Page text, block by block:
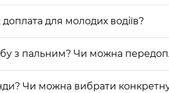
для молодих водіїв?
з пальним? Чи можна
Чи можна вибрати